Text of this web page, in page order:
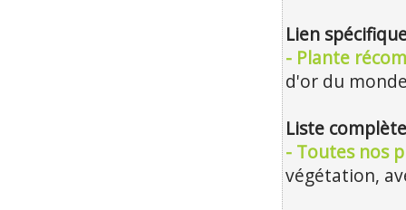
Lien
- Plante
d'or du
Liste
- Toutes nos
végétation,